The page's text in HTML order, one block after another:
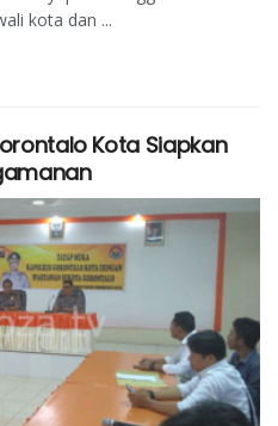
kota dan ...
Kota Siapkan